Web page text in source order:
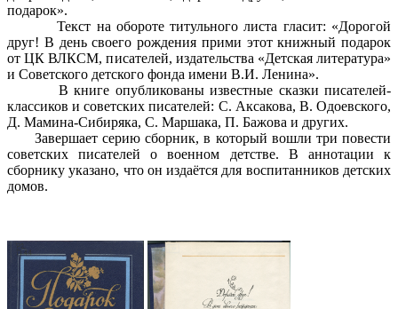
подарок».
Текст на обороте титульного листа гласит: «Дорогой
друг! В день своего рождения прими этот книжный подарок
от ЦК ВЛКСМ, писателей, издательства «Детская литература»
и Советского детского фонда имени В.И. Ленина».
В книге опубликованы известные сказки писателей-
классиков и советских писателей: С. Аксакова, В. Одоевского,
Д. Мамина-Сибиряка, С. Маршака, П. Бажова и других.
Завершает серию сборник, в который вошли три повести
советских писателей о военном детстве. В аннотации к
сборнику указано, что он издаётся для воспитанников детских
домов.